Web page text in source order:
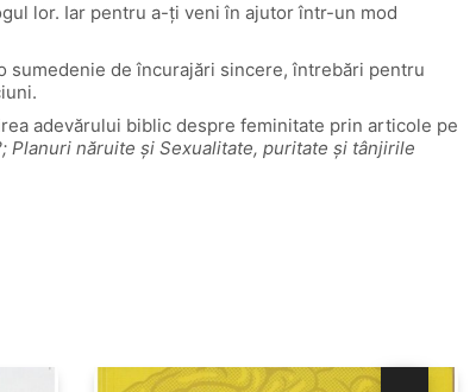
lor. Iar pentru a-ți veni în ajutor într-un mod
sumedenie de încurajări sincere, întrebări pentru
adevărului biblic despre feminitate prin articole pe
Planuri năruite și Sexualitate, puritate și tânjirile